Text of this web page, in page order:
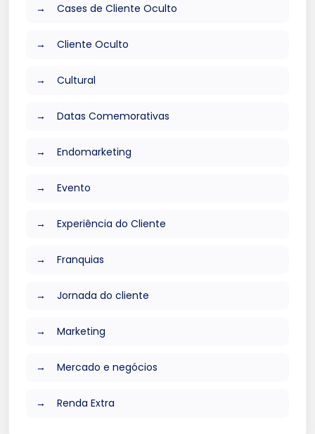
Cases de Cliente Oculto
Cliente Oculto
Cultural
Datas Comemorativas
Endomarketing
Evento
Experiência do Cliente
Franquias
Jornada do cliente
Marketing
Mercado e negócios
Renda Extra